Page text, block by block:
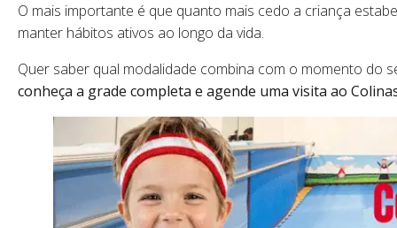
O mais importante é que quanto mais cedo a criança
manter hábitos ativos ao longo da vida.
Quer saber qual modalidade combina com o momento do
conheça a grade completa e agende uma visita ao